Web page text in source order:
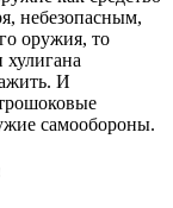
небезопасным,
оружия, то
И
самообороны.